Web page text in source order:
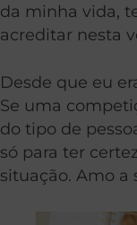
da minha vida,
acreditar nesta
Desde que eu
Se uma
do tipo de
só para ter
situação. Amo a